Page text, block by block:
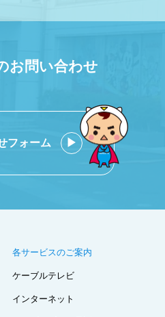
お問い合わせ
フォーム
各サービスのご案内
ケーブルテレビ
インターネット